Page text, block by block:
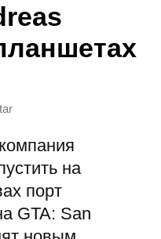
на
порт
GTA: San